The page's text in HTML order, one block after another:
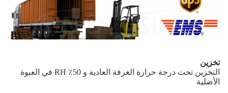
تخزين
التخزين تحت درجة حرارة الغرفة العادية و 50٪ RH في العبوة
الأصلية